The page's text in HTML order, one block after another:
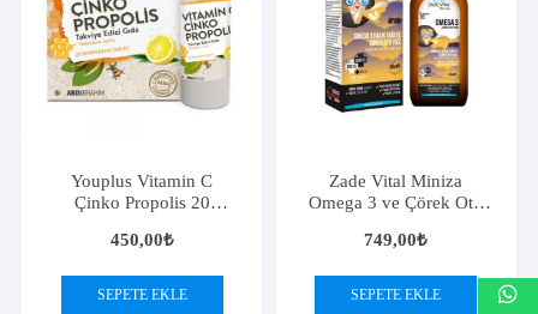
Youplus Vitamin C
Çinko Propolis 20
450,00₺
SEPETE EKLE
Zade Vital Miniza
Omega 3 ve Çörek Otu
749,00₺
SEPETE EKLE